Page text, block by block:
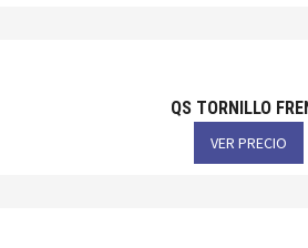
QS TORNILLO
VER PRECIO